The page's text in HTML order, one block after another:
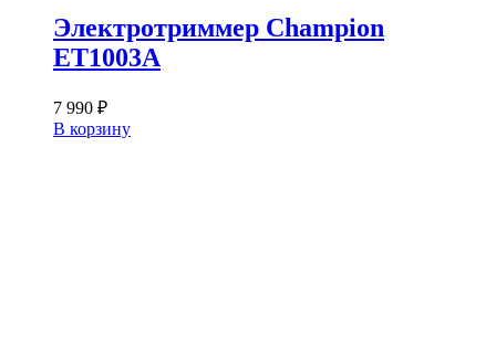
Электротриммер Champion
ET1003A
7 990 ₽
В корзину